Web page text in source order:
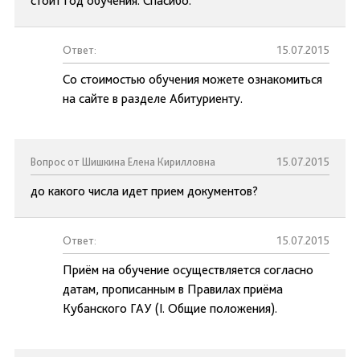
Ответ: 15.07.2015
Со стоимостью обучения можете ознакомиться
на сайте в разделе Абитуриенту.
Вопрос от Шишкина Елена Кирилловна 15.07.2015
до какого числа идет прием документов?
Ответ: 15.07.2015
Приём на обучение осуществляется согласно
датам, прописанным в Правилах приёма
Кубанского ГАУ (I. Общие положения).